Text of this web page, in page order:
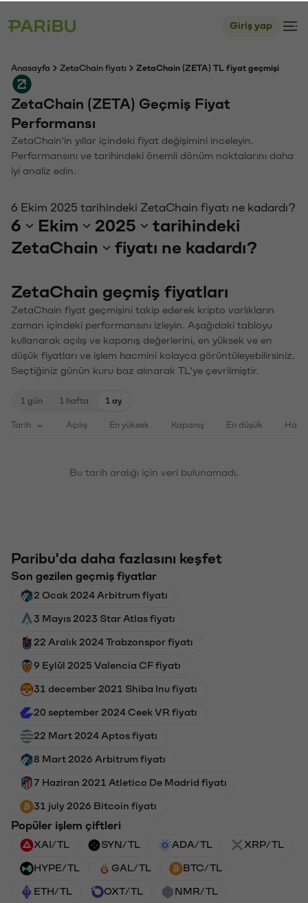
Giriş yap
Anasayfa ZetaChain fiyatı ZetaChain (ZETA) TL fiyat geçmişi
ZetaChain (ZETA) Geçmiş Fiyat
Performansı
ZetaChain'in yıllar içindeki fiyat değişimini inceleyin.
Performansını ve tarihindeki önemli dönüm noktalarını daha
iyi analiz edin.
6 Ekim 2025 tarihindeki ZetaChain fiyatı ne kadardı?
6 Ekim 2025
tarihindeki
ZetaChain
fiyatı ne kadardı?
ZetaChain geçmiş fiyatları
ZetaChain fiyat geçmişini takip ederek kripto varlıkların
zaman içindeki performansını izleyin. Aşağıdaki tabloyu
kullanarak açılış ve kapanış değerlerini, en yüksek ve en
düşük fiyatları ve işlem hacmini kolayca görüntüleyebilirsiniz.
Seçtiğiniz günün kuru baz alınarak TL'ye çevrilmiştir.
1 gün 1 hafta 1 ay
Tarih Açılış En yüksek Kapanış En düşük
Bu tarih aralığı için veri bulunamadı.
Paribu'da daha fazlasını keşfet
Son gezilen geçmiş fiyatlar
2 Ocak 2024 Arbitrum fiyatı
3 Mayıs 2023 Star Atlas fiyatı
22 Aralık 2024 Trabzonspor fiyatı
9 Eylül 2025 Valencia CF fiyatı
31 december 2021 Shiba Inu fiyatı
20 september 2024 Ceek VR fiyatı
22 Mart 2024 Aptos fiyatı
8 Mart 2026 Arbitrum fiyatı
7 Haziran 2021 Atletico De Madrid fiyatı
31 july 2026 Bitcoin fiyatı
Popüler işlem çiftleri
XAI/TL SYN/TL ADA/TL XRP/TL
HYPE/TL GAL/TL BTC/TL
ETH/TL OXT/TL NMR/TL